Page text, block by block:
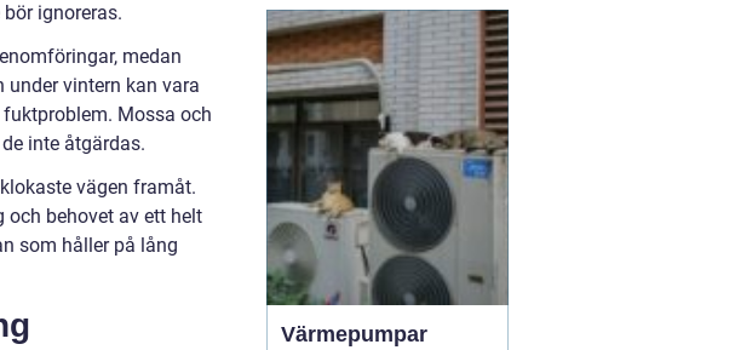
ignoreras.
medan
vintern kan vara
Mossa och
inte åtgärdas.
vägen framåt.
och behovet av ett helt
som håller på lång
kombination av teknik
och kunskap om
bergstruktur, gör
bergsprängning det
möjligt att forma
landskap ...
Värmepumpar